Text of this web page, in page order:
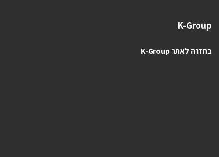
K-Group
בחזרה לאתר K-Group